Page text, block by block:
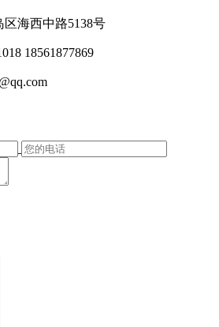
海西中路5138号
18561877869